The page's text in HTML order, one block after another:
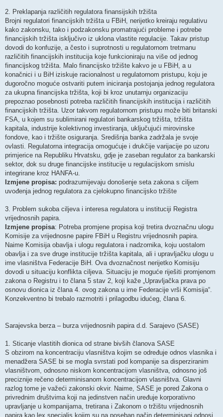
2. Preklapanja različitih regulatora finansijskih tržišta
Brojni regulatori financijskih tržišta u FBiH, nerijetko kreiraju regulativu
kako zakonsku, tako i podzakonsku promatrajući probleme i potrebe
financijskih tržišta isključivo iz uklona vlastite regulacije. Takav pristup
dovodi do konfuzije, a često i suprotnosti u regulatornom tretmanu
različitih financijskih institucija koje funkcioniraju na više od jednog
financijskog tržišta. Malo financijsko tržište kakvo je u FBiH, a u
konačnici i u BiH iziskuje racionalnost u regulatornom pristupu, koju je
dugoročno moguće ostvariti putem iniciranja postojanja jednog regulatora
za ukupna financijska tržišta, koji bi kroz unutarnju organizaciju
prepoznao posebnosti potreba različitih financijskih institucija i različitih
financijskih tržišta. Uzor takvom regulatornom pristupu može biti britanski
FSA, u kojem su sublimirani regulatori bankarskog tržišta, tržišta
kapitala, industrije kolektivnog investiranja, uključujući mirovinske
fondove, kao i tržište osiguranja. Središnja banka zadržala je svoje
ovlasti. Regulatorna integracija omogućuje i drukčije varijacije po uzoru
primjerice na Republiku Hrvatsku, gdje je zaseban regulator za bankarski
sektor, dok su druge financijske institucije u regulacijskom smislu
integrirane kroz HANFA-u.
Izmjene propisa: podrazumijevaju donošenje seta zakona s ciljem
uvođenja jednog regulatora za cjelokupno financijsko tržište
3. Problem sukoba ciljeva i interesa regulatora u instituciji Registra
vrijednosnih papira.
Izmjene propisa: Potreba promjene propisa koji tretira dvoznačnu ulogu
Komisije za vrijednosne papire FBiH u Registru vrijednosnih papira.
Naime Komisija obavlja i ulogu regulatora i nadzornika, koju uostalom
obavlja i za sve druge institucije tržišta kapitala, ali i upravljačku ulogu u
ime vlasništva Federacije BiH. Ova dvoznačnost nerijetko Komisiju
dovodi u situaciju konflikta ciljeva. Situaciju je moguće riješiti promjenom
zakona o Registru i to člana 5 stav 2, koji kaže „Upravljačka prava po
osnovu dionica iz člana 4. ovog zakona u ime Federacije vrši Komisija“.
Konzekventno bi trebalo razmotriti i prilagodbu idućeg, člana 6.
Sarajevska berza – burza vrijednosnih papira d.d. Sarajevo (SASE)
1. Sticanje vlastitih dionica od strane bivših članova SASE
S obzirom na koncentraciju vlasništva kojim se određuje odnos vlasnika i
menadžera SASE bi se mogla svrstati pod kompanije sa disperziranim
vlasništvom, odnosno niskom koncentracijom vlasništva, odnosno još
preciznije rečeno determinisanom koncentracijom vlasništva. Glavni
razlog tome je važeći zakonski okvir. Naime, SASE je pored Zakona o
privrednim društvima koji na jedinstven način uređuje korporativno
upravljanje u kompanijama, tretirana i Zakonom o tržištu vrijednosnih
papira kao lex specialis kojim su na poseban način determinisani odnosi